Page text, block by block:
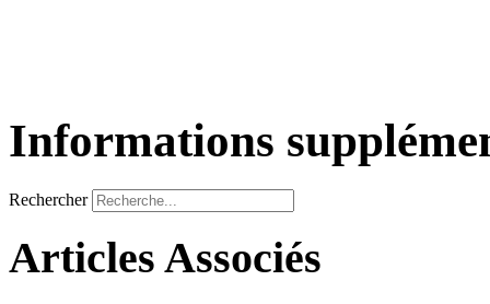
Informations
Rechercher
Articles Associés